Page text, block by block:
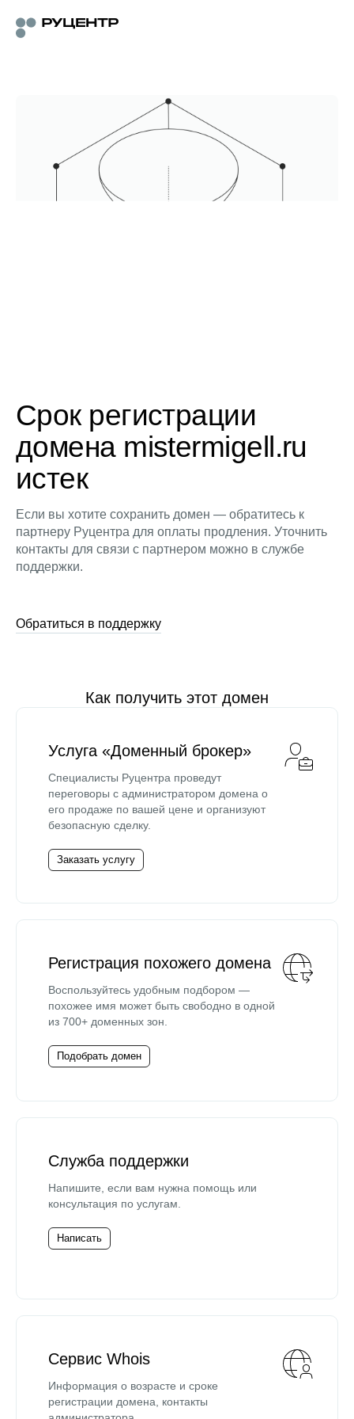
Срок регистрации
домена mistermigell.ru
истек
Если вы хотите сохранить домен — обратитесь к
партнеру Руцентра для оплаты продления. Уточнить
контакты для связи с партнером можно в службе
поддержки.
Обратиться в поддержку
Как получить этот домен
Услуга «Доменный брокер»
Специалисты Руцентра проведут
переговоры с администратором домена о
его продаже по вашей цене и организуют
безопасную сделку.
Заказать услугу
Регистрация похожего домена
Воспользуйтесь удобным подбором —
похожее имя может быть свободно в одной
из 700+ доменных зон.
Подобрать домен
Служба поддержки
Напишите, если вам нужна помощь или
консультация по услугам.
Написать
Сервис Whois
Информация о возрасте и сроке
регистрации домена, контакты